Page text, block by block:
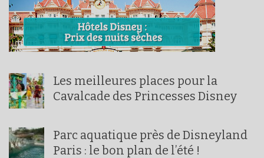
Les meilleures places pour la
Cavalcade des Princesses Disney
Parc aquatique près de Disneyland
Paris : le bon plan de l’été !